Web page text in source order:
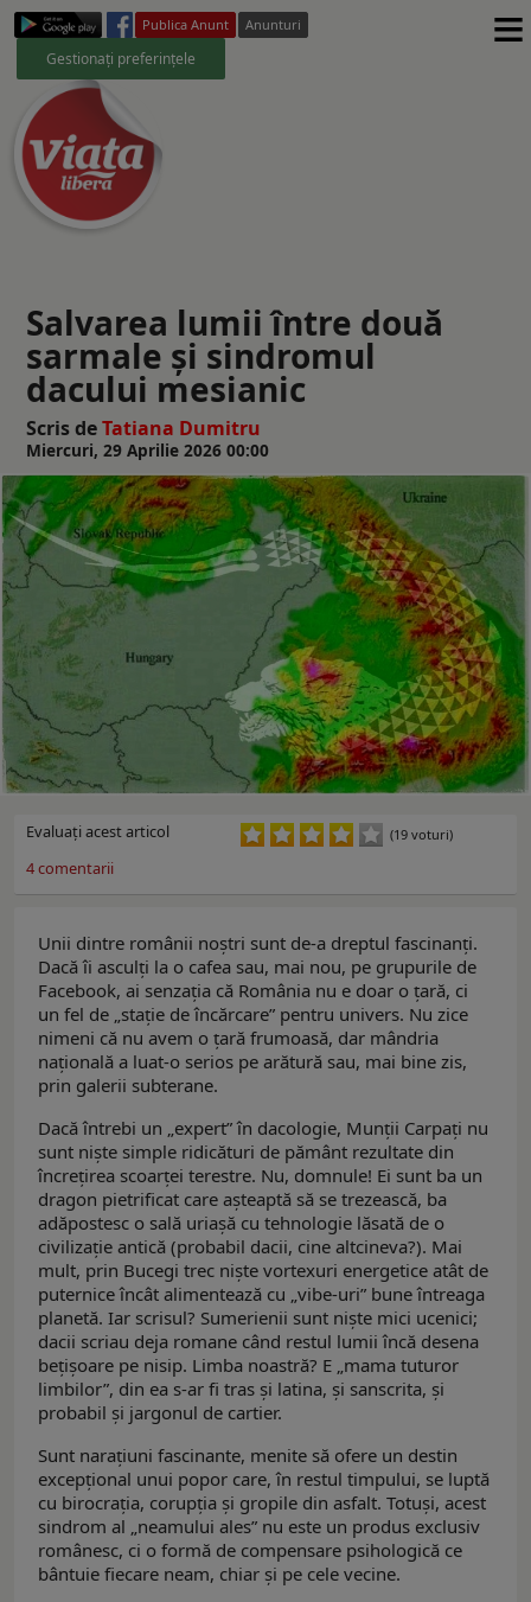
Publica Anunt Anunturi
Gestionați preferințele ≡
Salvarea lumii între două
sarmale și sindromul
dacului mesianic
Scris deTatiana Dumitru
Miercuri, 29 Aprilie 2026 00:00
Evaluaţi acest articol (19 voturi)
4comentarii
Unii dintre românii noștri sunt de-a dreptul fascinanți.
Dacă îi asculți la o cafea sau, mai nou, pe grupurile de
Facebook, ai senzația că România nu e doar o țară, ci
un fel de „stație de încărcare” pentru univers. Nu zice
nimeni că nu avem o țară frumoasă, dar mândria
națională a luat-o serios pe arătură sau, mai bine zis,
prin galerii subterane.
Dacă întrebi un „expert” în dacologie, Munții Carpați nu
sunt niște simple ridicături de pământ rezultate din
încrețirea scoarței terestre. Nu, domnule! Ei sunt ba un
dragon pietrificat care așteaptă să se trezească, ba
adăpostesc o sală uriașă cu tehnologie lăsată de o
civilizație antică (probabil dacii, cine altcineva?). Mai
mult, prin Bucegi trec niște vortexuri energetice atât de
puternice încât alimentează cu „vibe-uri” bune întreaga
planetă. Iar scrisul? Sumerienii sunt niște mici ucenici;
dacii scriau deja romane când restul lumii încă desena
bețișoare pe nisip. Limba noastră? E „mama tuturor
limbilor”, din ea s-ar fi tras și latina, și sanscrita, și
probabil și jargonul de cartier.
Sunt narațiuni fascinante, menite să ofere un destin
excepțional unui popor care, în restul timpului, se luptă
cu birocrația, corupţia și gropile din asfalt. Totuși, acest
sindrom al „neamului ales” nu este un produs exclusiv
românesc, ci o formă de compensare psihologică ce
bântuie fiecare neam, chiar și pe cele vecine.